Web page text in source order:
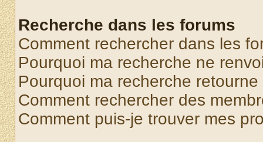
Recherche dans les forums
Comment rechercher dans les
Pourquoi ma recherche ne
Pourquoi ma recherche
Comment rechercher des
Comment puis-je trouver mes